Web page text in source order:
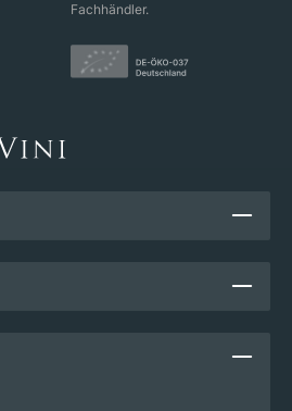
Fachhändler.